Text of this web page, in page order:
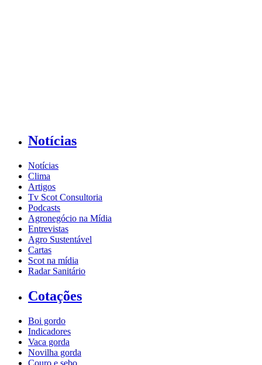
Notícias
Notícias
Clima
Artigos
Tv Scot Consultoria
Podcasts
Agronegócio na Mídia
Entrevistas
Agro Sustentável
Cartas
Scot na mídia
Radar Sanitário
Cotações
Boi gordo
Indicadores
Vaca gorda
Novilha gorda
Couro e sebo